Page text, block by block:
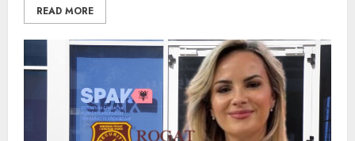
READ MORE